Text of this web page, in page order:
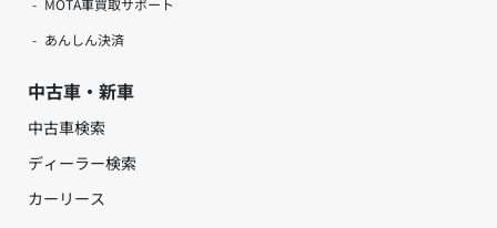
MOTA車買取サポート
あんしん決済
中古車・新車
中古車検索
ディーラー検索
カーリース